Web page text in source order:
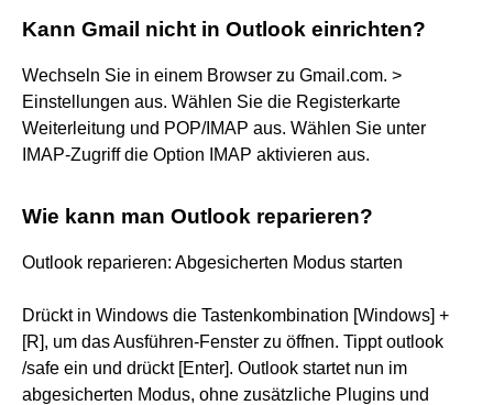
Kann Gmail nicht in Outlook einrichten?
Wechseln Sie in einem Browser zu Gmail.com. >
Einstellungen aus. Wählen Sie die Registerkarte
Weiterleitung und POP/IMAP aus. Wählen Sie unter
IMAP-Zugriff die Option IMAP aktivieren aus.
Wie kann man Outlook reparieren?
Outlook reparieren: Abgesicherten Modus starten
Drückt in Windows die Tastenkombination [Windows] +
[R], um das Ausführen-Fenster zu öffnen. Tippt outlook
/safe ein und drückt [Enter]. Outlook startet nun im
abgesicherten Modus, ohne zusätzliche Plugins und